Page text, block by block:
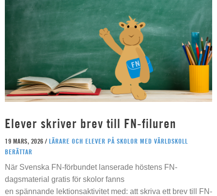
Elever skriver brev till FN-filuren
19 MARS, 2026 / LÄRARE OCH ELEVER PÅ SKOLOR MED VÄRLDSKOLL
BERÄTTAR
När Svenska FN-förbundet lanserade höstens FN-
dagsmaterial gratis för skolor fanns
en spännande lektionsaktivitet med: att skriva ett brev till FN-